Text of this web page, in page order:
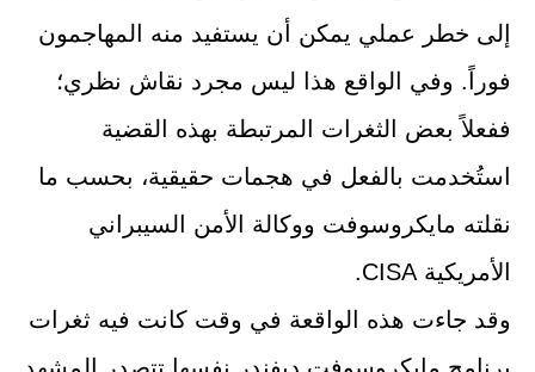
إلى خطر عملي يمكن أن يستفيد منه المهاجمون
فوراً. وفي الواقع هذا ليس مجرد نقاش نظري؛
ففعلاً بعض الثغرات المرتبطة بهذه القضية
استُخدمت بالفعل في هجمات حقيقية، بحسب ما
نقلته مايكروسوفت ووكالة الأمن السيبراني
الأمريكية CISA.
وقد جاءت هذه الواقعة في وقت كانت فيه ثغرات
برنامج مايكروسوفت ديفندر نفسها تتصدر المشهد